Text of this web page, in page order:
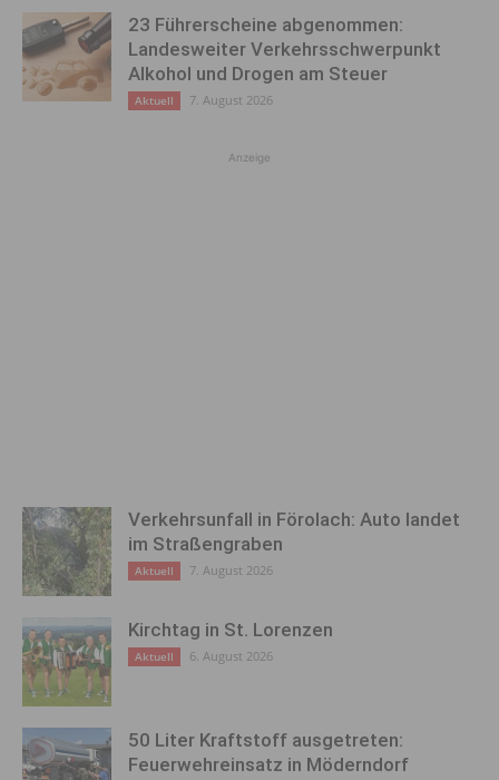
23 Führerscheine abgenommen:
Landesweiter Verkehrsschwerpunkt
Alkohol und Drogen am Steuer
Aktuell 7. August 2026
Anzeige
Verkehrsunfall in Förolach: Auto landet
im Straßengraben
Aktuell 7. August 2026
Kirchtag in St. Lorenzen
Aktuell 6. August 2026
50 Liter Kraftstoff ausgetreten:
Feuerwehreinsatz in Möderndorf